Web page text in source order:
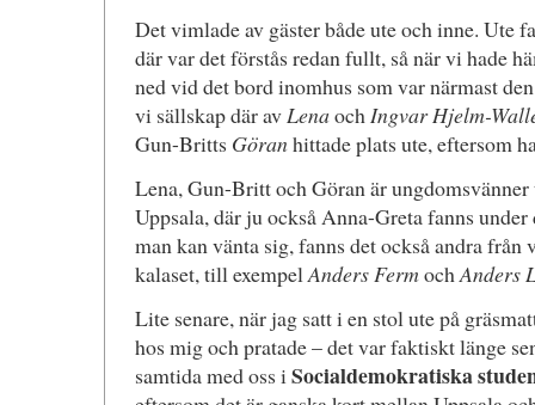
Det vimlade av gäster både ute och inne. Ute
där var det förstås redan fullt, så när vi hade
ned vid det bord inomhus som var närmast
vi sällskap där avLenaochIngvar Hjelm-
Gun-Britts Göranhittade plats ute, eftersom
Lena, Gun-Britt och Göran är
Uppsala, där ju också Anna-Greta fanns
man kan vänta sig, fanns det också andra
kalaset, till exempelAnders FermochAnders
Lite senare, när jag satt i en stol ute på
hos mig och pratade – det var faktiskt länge
samtida med oss iSocialdemokratiska